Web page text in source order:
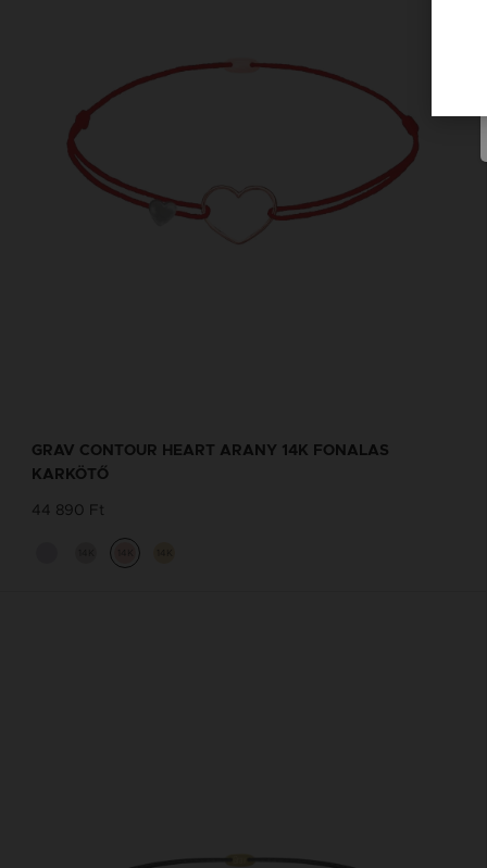
GRAV CONTOUR HEART ARANY 14K FONALAS
KARKÖTŐ
44 890 Ft